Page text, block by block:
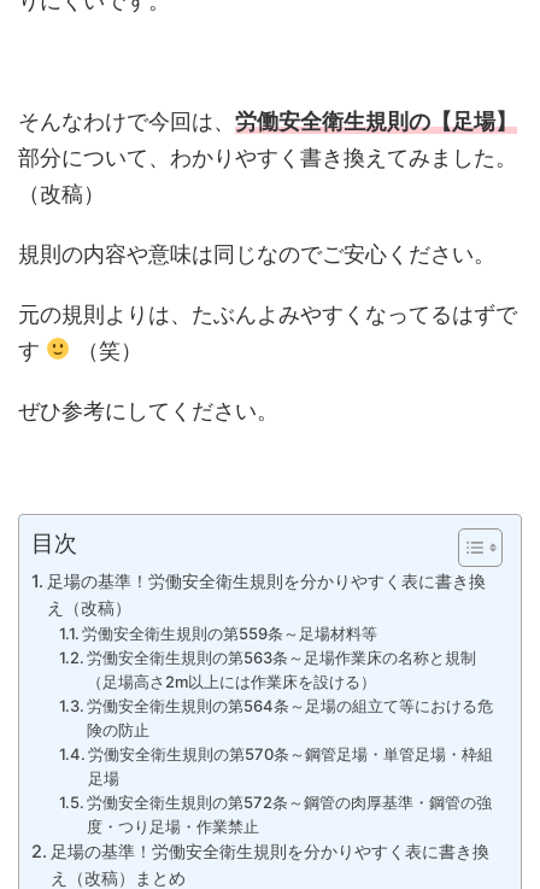
そんなわけで今回は、 労働安全衛生規則の【足場】
部分について、わかりやすく書き換えてみました。
（改稿）
規則の内容や意味は同じなのでご安心ください。
元の規則よりは、たぶんよみやすくなってるはずで
す
（笑）
ぜひ参考にしてください。
目次
足場の基準！労働安全衛生規則を分かりやすく表に書き換
え（改稿）
労働安全衛生規則の第559条～足場材料等
労働安全衛生規則の第563条～足場作業床の名称と規制
（足場高さ2m以上には作業床を設ける）
労働安全衛生規則の第564条～足場の組立て等における危
険の防止
労働安全衛生規則の第570条～鋼管足場・単管足場・枠組
足場
労働安全衛生規則の第572条～鋼管の肉厚基準・鋼管の強
度・つり足場・作業禁止
足場の基準！労働安全衛生規則を分かりやすく表に書き換
え（改稿）まとめ